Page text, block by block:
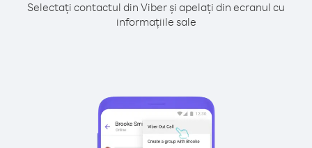
Selectați contactul din Viber și apelați din ecranul cu
informațiile sale